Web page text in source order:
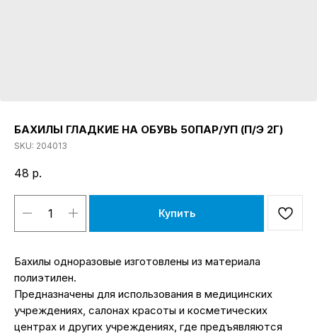
БАХИЛЫ ГЛАДКИЕ НА ОБУВЬ 50ПАР/УП (П/Э 2Г)
SKU: 204013
48 р.
Купить
Бахилы одноразовые изготовлены из материала
полиэтилен.
Предназначены для использования в медицинских
учреждениях, салонах красоты и косметических
центрах и других учреждениях, где предъявляются